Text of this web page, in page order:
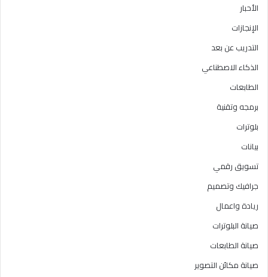
الأحبار
الإنجازات
التدريب عن بعد
الذكاء الاصطناعي
الطابعات
برمجه وتقنية
بلوترات
بيانات
تسويق رقمي
جرافيك وتصميم
ريادة واعمال
صيانة البلوترات
صيانة الطابعات
صيانة مكائن التصوير